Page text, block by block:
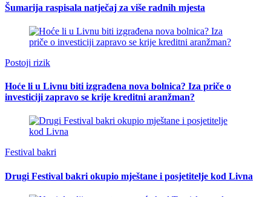
Šumarija raspisala natječaj za više radnih mjesta
Postoji rizik
Hoće li u Livnu biti izgrađena nova bolnica? Iza priče o
investiciji zapravo se krije kreditni aranžman?
Festival bakri
Drugi Festival bakri okupio mještane i posjetitelje kod Livna